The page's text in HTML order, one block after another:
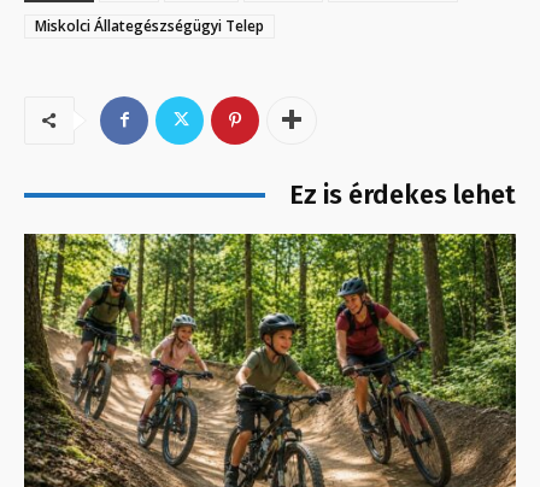
Miskolci Állategészségügyi Telep
Ez is érdekes lehet